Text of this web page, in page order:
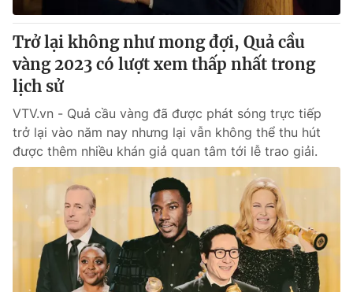
VTV4 Vươn mình bằng AI
VTV9 VTV8
Liên hệ tòa soạn
THỜI BÁO VTV
Theo dõi báo trên
Cơ quan chủ quản:Đài Truyền hình Việt Nam
Trở lại không như mong đợi, Quả cầu
vàng 2023 có lượt xem thấp nhất trong
lịch sử
VTV.vn - Quả cầu vàng đã được phát sóng trực tiếp
trở lại vào năm nay nhưng lại vẫn không thể thu hút
được thêm nhiều khán giả quan tâm tới lễ trao giải.